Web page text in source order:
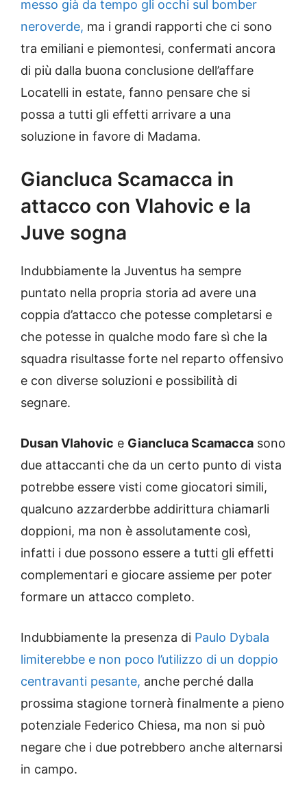
messo già da tempo gli occhi sul bomber
neroverde, ma i grandi rapporti che ci sono
tra emiliani e piemontesi, confermati ancora
di più dalla buona conclusione dell’affare
Locatelli in estate, fanno pensare che si
possa a tutti gli effetti arrivare a una
soluzione in favore di Madama.
Giancluca Scamacca in
attacco con Vlahovic e la
Juve sogna
Indubbiamente la Juventus ha sempre
puntato nella propria storia ad avere una
coppia d’attacco che potesse completarsi e
che potesse in qualche modo fare sì che la
squadra risultasse forte nel reparto offensivo
e con diverse soluzioni e possibilità di
segnare.
Dusan Vlahovic e Giancluca Scamacca sono
due attaccanti che da un certo punto di vista
potrebbe essere visti come giocatori simili,
qualcuno azzarderbbe addirittura chiamarli
doppioni, ma non è assolutamente così,
infatti i due possono essere a tutti gli effetti
complementari e giocare assieme per poter
formare un attacco completo.
Indubbiamente la presenza di Paulo Dybala
limiterebbe e non poco l’utilizzo di un doppio
centravanti pesante, anche perché dalla
prossima stagione tornerà finalmente a pieno
potenziale Federico Chiesa, ma non si può
negare che i due potrebbero anche alternarsi
in campo.